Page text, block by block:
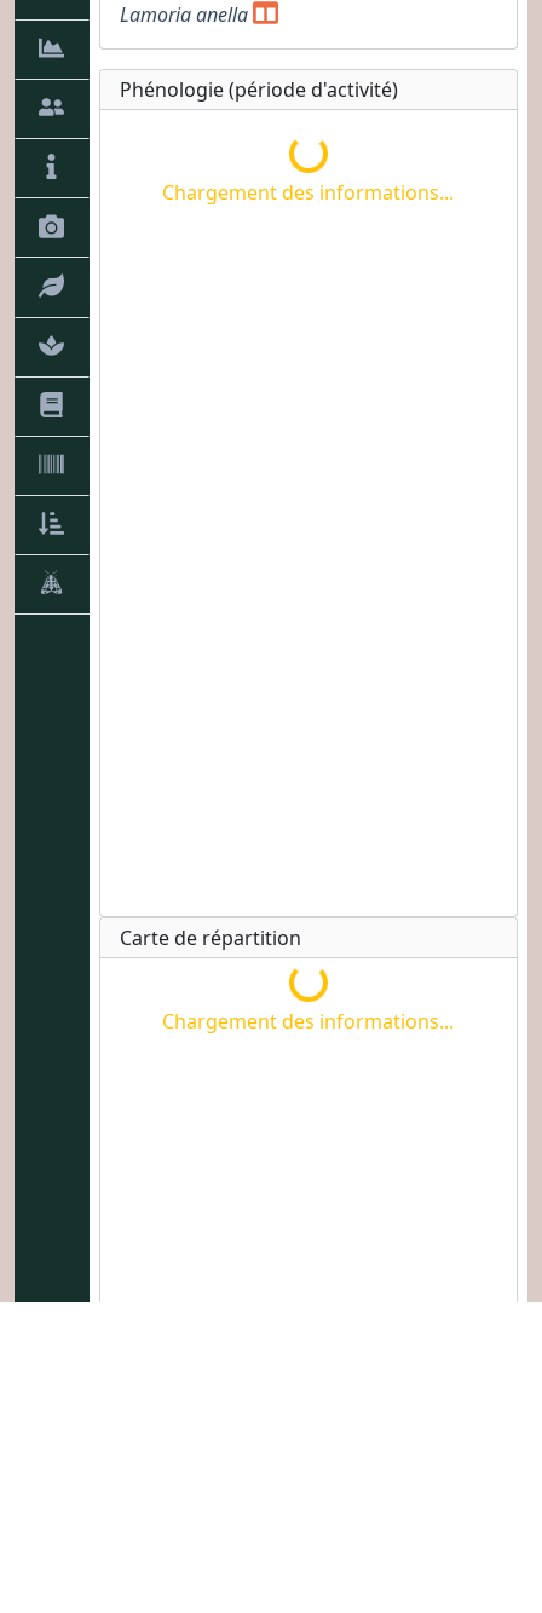
Lamoria anella
Phénologie (période d'activité)
Chargement des
Chargement des informations...
Carte de répartition
Chargement des
Chargement des informations...